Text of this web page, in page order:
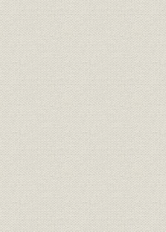
事業所 地方部
従業員 地方部
事業所
第三十
数
従業員 支部主
従業員 第三十
福利厚生
第三十
一覧表
経営 契約高